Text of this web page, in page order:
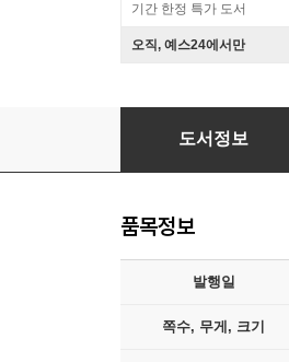
기간 한정 특가 도서
오직, 예스24에서만
맥OS 무작정 따라하기
도서정보
품목정보
발행일
쪽수, 무게, 크기